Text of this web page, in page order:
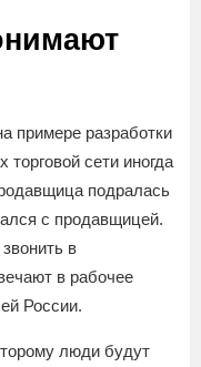
примере разработки
торговой сети иногда
подралась
с продавщицей.
в
в рабочее
России.
люди будут